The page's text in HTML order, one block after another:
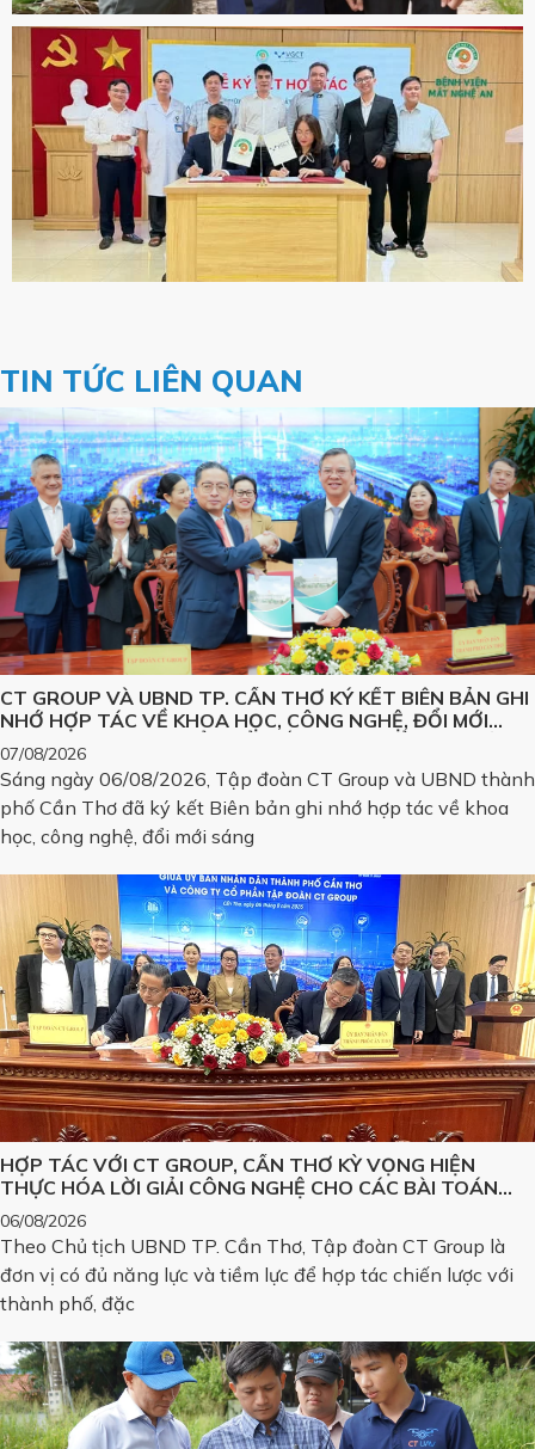
TIN TỨC LIÊN QUAN
CT GROUP VÀ UBND TP. CẦN THƠ KÝ KẾT BIÊN BẢN GHI
NHỚ HỢP TÁC VỀ KHOA HỌC, CÔNG NGHỆ, ĐỔI MỚI
SÁNG TẠO VÀ CHUYỂN ĐỔI SỐ, PHÁT TRIỂN CÁC SẢN
PHẨM CÔNG NGHỆ CHIẾN LƯỢC
07/08/2026
Sáng ngày 06/08/2026, Tập đoàn CT Group và UBND thành
phố Cần Thơ đã ký kết Biên bản ghi nhớ hợp tác về khoa
học, công nghệ, đổi mới sáng
HỢP TÁC VỚI CT GROUP, CẦN THƠ KỲ VỌNG HIỆN
THỰC HÓA LỜI GIẢI CÔNG NGHỆ CHO CÁC BÀI TOÁN
LỚN
06/08/2026
Theo Chủ tịch UBND TP. Cần Thơ, Tập đoàn CT Group là
đơn vị có đủ năng lực và tiềm lực để hợp tác chiến lược với
thành phố, đặc